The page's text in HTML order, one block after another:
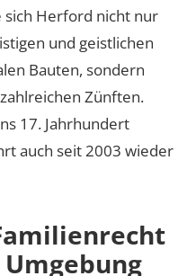
sich Herford nicht nur
und geistlichen
Bauten, sondern
Zünften.
17. Jahrhundert
auch seit 2003 wieder